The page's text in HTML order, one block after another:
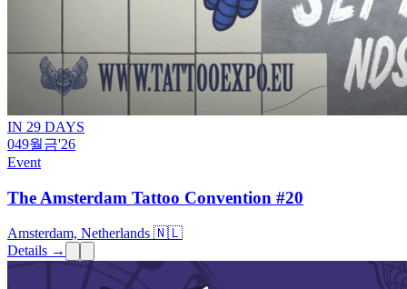
IN 29 DAYS
049월금'26
Event
The Amsterdam Tattoo Convention #20
Amsterdam, Netherlands 🇳🇱
Details →